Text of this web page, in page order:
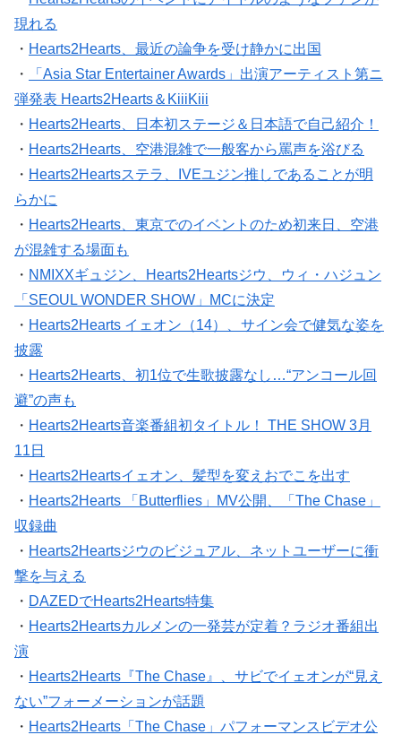
現れる
・ Hearts2Hearts、最近の論争を受け静かに出国
・
「Asia Star Entertainer Awards」出演アーティスト第ニ
弾発表 Hearts2Hearts＆KiiiKiii
・ Hearts2Hearts、日本初ステージ＆日本語で自己紹介！
・ Hearts2Hearts、空港混雑で一般客から罵声を浴びる
・ Hearts2Heartsステラ、IVEユジン推しであることが明
らかに
・ Hearts2Hearts、東京でのイベントのため初来日、空港
が混雑する場面も
・ NMIXXギュジン、Hearts2Heartsジウ、ウィ・ハジュン
「SEOUL WONDER SHOW」MCに決定
・ Hearts2Hearts イェオン（14）、サイン会で健気な姿を
披露
・ Hearts2Hearts、初1位で生歌披露なし…“アンコール回
避”の声も
・ Hearts2Hearts音楽番組初タイトル！ THE SHOW 3月
11日
・ Hearts2Heartsイェオン、髪型を変えおでこを出す
・ Hearts2Hearts 「Butterflies」MV公開、「The Chase」
収録曲
・ Hearts2Heartsジウのビジュアル、ネットユーザーに衝
撃を与える
・ DAZEDでHearts2Hearts特集
・ Hearts2Heartsカルメンの一発芸が定着？ラジオ番組出
演
・ Hearts2Hearts『The Chase』、サビでイェオンが“見え
ない”フォーメーションが話題
・ Hearts2Hearts「The Chase」パフォーマンスビデオ公